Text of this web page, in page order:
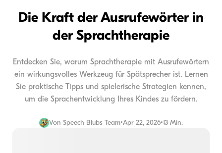
Die Kraft der Ausrufewörter in
der Sprachtherapie
Entdecken Sie, warum Sprachtherapie mit Ausrufewörtern
ein wirkungsvolles Werkzeug für Spätsprecher ist. Lernen
Sie praktische Tipps und spielerische Strategien kennen,
um die Sprachentwicklung Ihres Kindes zu fördern.
Von Speech Blubs Team•Apr 22, 2026•13 Min.